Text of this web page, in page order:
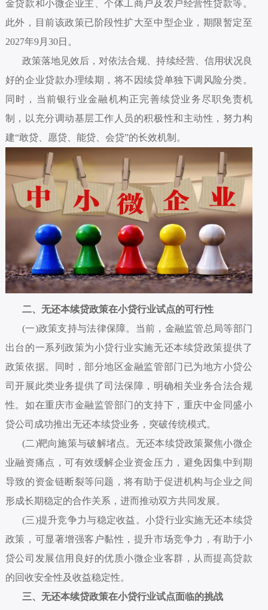
金贷款和小微企业主、个体工商户及农户经营性贷款等。
此外，目前该政策已阶段性扩大至中型企业，期限暂定至
2027年9月30日。
政策落地见效后，对依法合规、持续经营、信用状况良
好的企业贷款办理续期，将不因续贷单独下调风险分类。
同时，当前银行业金融机构正完善续贷业务尽职免责机
制，以充分调动基层工作人员的积极性和主动性，努力构
建“敢贷、愿贷、能贷、会贷”的长效机制。
二、无还本续贷政策在小贷行业试点的可行性
(一)政策支持与法律保障。当前，金融监管总局等部门
出台的一系列政策为小贷行业实施无还本续贷政策提供了
政策依据。同时，部分地区金融监管部门已为地方小贷公
司开展此类业务提供了司法保障，明确相关业务合法合规
性。如在重庆市金融监管部门的支持下，重庆中金同盛小
贷公司成功推出无还本续贷业务，突破传统模式。
(二)靶向施策与破解堵点。无还本续贷政策聚焦小微企
业融资痛点，可有效缓解企业资金压力，避免因集中到期
导致的资金链断裂等问题，将有助于促进机构与企业之间
形成长期稳定的合作关系，进而推动双方共同发展。
(三)提升竞争力与稳定收益。小贷行业实施无还本续贷
政策，可显著增强客户黏性，提升市场竞争力，有助于小
贷公司发展信用良好的优质小微企业客群，从而提高贷款
的回收安全性及收益稳定性。
三、无还本续贷政策在小贷行业试点面临的挑战